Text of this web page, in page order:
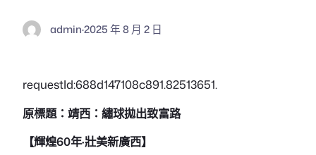
admin·2025 年 8 月 2 日
requestId:688d147108c891.82513651.
原標題：靖西：繡球拋出致富路
【輝煌60年·壯美新廣西】